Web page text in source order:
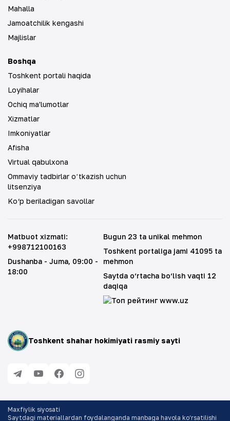
Mahalla
Jamoatchilik kengashi
Majlislar
Boshqa
Toshkent portali haqida
Loyihalar
Ochiq ma'lumotlar
Xizmatlar
Imkoniyatlar
Afisha
Virtual qabulxona
Ommaviy tadbirlar oʻtkazish uchun
litsenziya
Ko‘p beriladigan savollar
Toshkent shahar hokimiyati rasmiy sayti
Matbuot xizmati:
+998712100163
Dushanba - Juma, 09:00 -
18:00
Bugun 23 ta unikal mehmon
Toshkent portaliga jami 41095 ta
mehmon
Saytda o‘rtacha bo‘lish vaqti 12
daqiqa
Maxfiylik siyosati
Saytdagi materiallardan foydalanganda manbaga havola ko‘rsatilishi